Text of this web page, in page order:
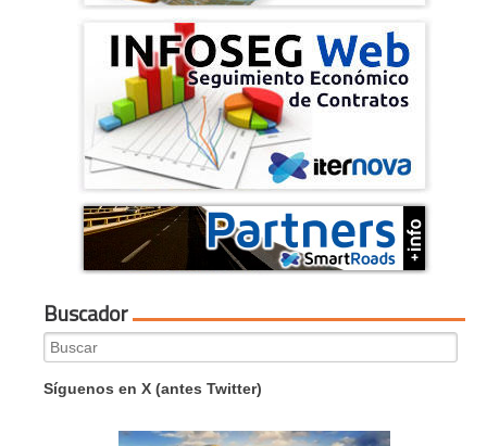
Buscador
Search
for:
Síguenos en X (antes Twitter)